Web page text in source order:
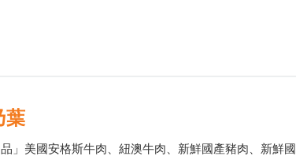
葉
」美國安格斯牛肉、紐澳牛肉、新鮮國產豬肉、新鮮國